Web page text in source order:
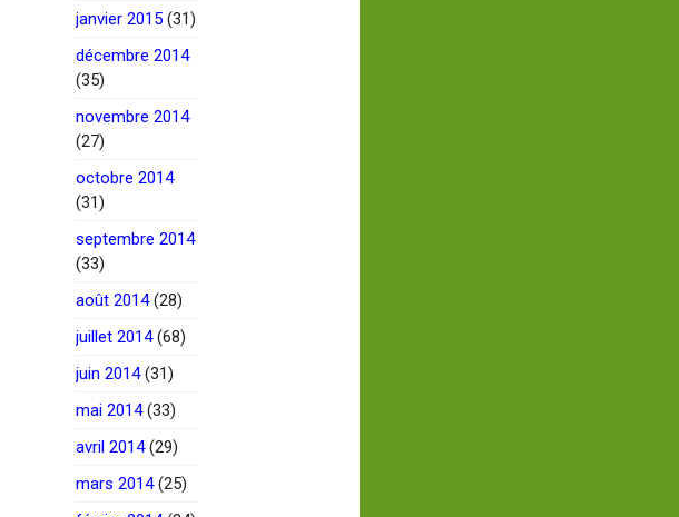
janvier 2015 (31)
décembre 2014
(35)
novembre 2014
(27)
octobre 2014
(31)
septembre 2014
(33)
août 2014(28)
juillet 2014(68)
juin 2014(31)
mai 2014(33)
avril 2014(29)
mars 2014(25)